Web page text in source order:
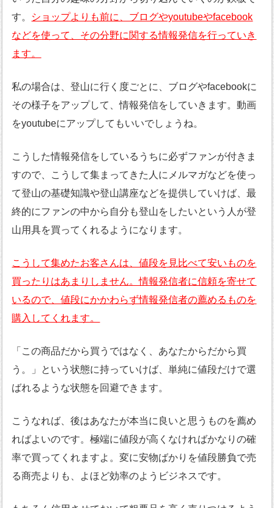
す。 ショップよりも前に、ブログやyoutubeやfacebook
などを使って、その分野に関する情報発信を行っていき
ます。
私の場合は、登山に行く度ごとに、ブログやfacebookに
その様子をアップして、情報発信をしていきます。動画
をyoutubeにアップしてもいいでしょうね。
こうした情報発信をしているうちに必ずファンが付きま
すので、こうして集まってきた人にメルマガなどを使っ
て登山の基礎知識や登山講座などを提供していけば、最
終的にファンの中から自分も登山をしたいという人が登
山用具を買ってくれるようになります。
こうして集めたお客さんは、値段を見比べて安いものを
買ったりはあまりしません。情報発信者に信頼を寄せて
いるので、値段にかかわらず情報発信者の薦めるものを
購入してくれます。
「この商品だから買うではなく、あなたからだから買
う。」という状態に持っていけば、単純に値段だけで選
ばれるような状態を回避できます。
こうなれば、後はあなたが本当に良いと思うものを薦め
ればよいのです。極端に値段が高くなければかなりの確
率で買ってくれますよ。変に安物ばかりを値段勝負で売
る商売よりも、よほど効率のようビジネスです。